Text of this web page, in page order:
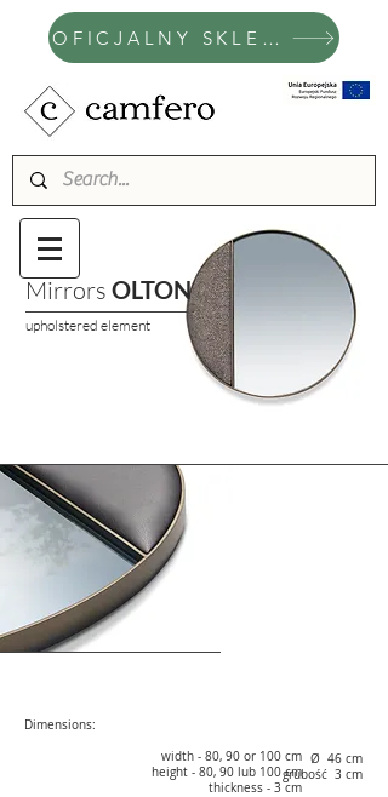
OFICJALNY SKLEP CAMFERO
Mirrors OLTON
upholstered element
Ø 46 cm
grubość 3 cm
Dimensions:
width - 80, 90 or 100 cm
height - 80, 90 lub 100 cm
thickness - 3 cm